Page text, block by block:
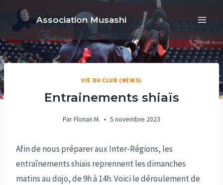
Association Musashi
VIE DU CLUB (NEWS)
Entrainements shiaïs
Par Florian M. 5 novembre 2023
Afin de nous préparer aux Inter-Régions, les
entraînements shiaïs reprennent les dimanches
matins au dojo, de 9h à 14h. Voici le déroulement de